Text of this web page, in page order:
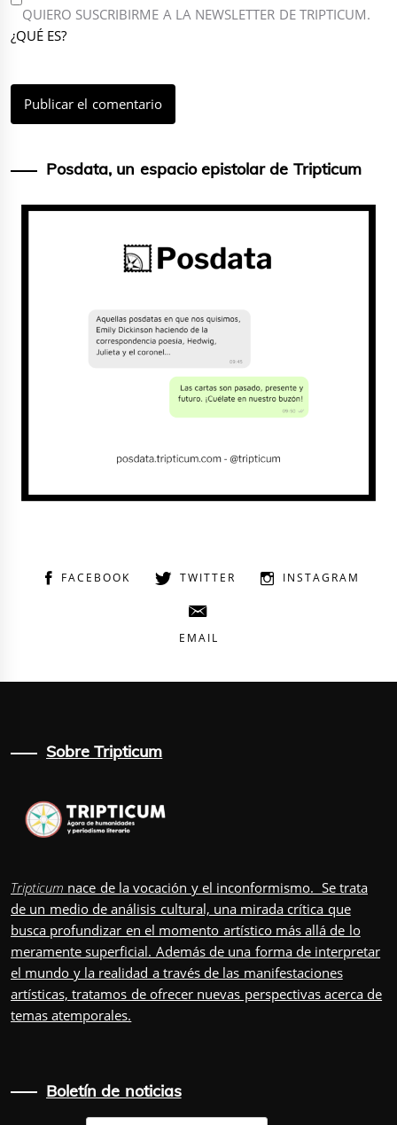
QUIERO SUSCRIBIRME A LA NEWSLETTER DE TRIPTICUM.
¿QUÉ ES?
Posdata, un espacio epistolar de Tripticum
FACEBOOK TWITTER INSTAGRAM
EMAIL
Sobre Tripticum
Tripticum nace de la vocación y el inconformismo. Se trata
de un medio de análisis cultural, una mirada crítica que
busca profundizar en el momento artístico más allá de lo
meramente superficial. Además de una forma de interpretar
el mundo y la realidad a través de las manifestaciones
artísticas, tratamos de ofrecer nuevas perspectivas acerca de
temas atemporales.
Boletín de noticias